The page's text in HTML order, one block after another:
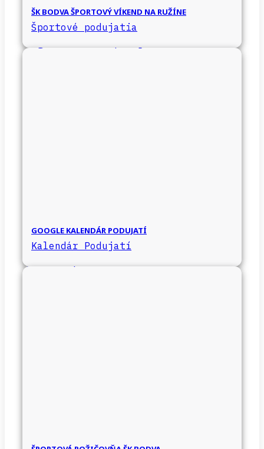
ŠK BODVA ŠPORTOVÝ VÍKEND NA RUŽÍNE
Športové podujatia
GOOGLE KALENDÁR PODUJATÍ
Kalendár Podujatí